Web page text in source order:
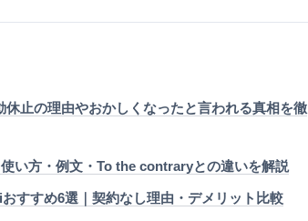
止の理由やおかしくなったと言われる真相を徹
い方・例文・To the contraryとの違いを解説
すすめ6選｜契約なし理由・デメリット比較